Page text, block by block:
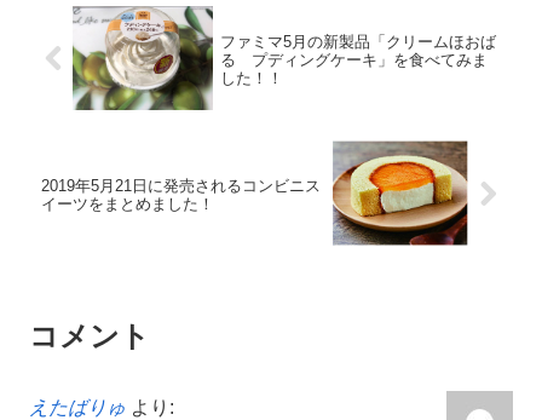
ファミマ5月の新製品「クリームほおば
る プディングケーキ」を食べてみま
した！！
2019年5月21日に発売されるコンビニス
イーツをまとめました！
コメント
えたばりゅ より: